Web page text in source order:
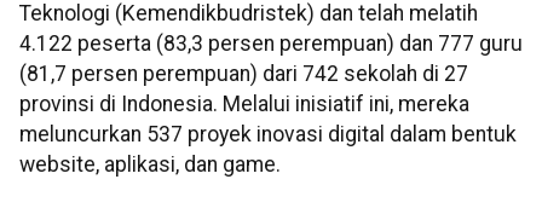
Teknologi (Kemendikbudristek) dan telah melatih
4.122 peserta (83,3 persen perempuan) dan 777 guru
(81,7 persen perempuan) dari 742 sekolah di 27
provinsi di Indonesia. Melalui inisiatif ini, mereka
meluncurkan 537 proyek inovasi digital dalam bentuk
website, aplikasi, dan game.